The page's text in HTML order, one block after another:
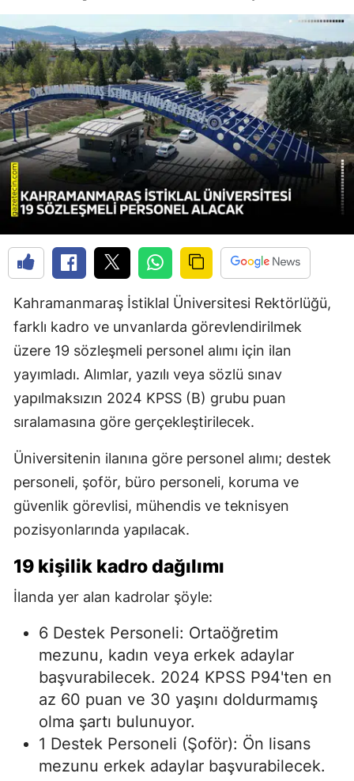
Kahramanmaraş İstiklal Üniversitesi Rektörlüğü,
farklı kadro ve unvanlarda görevlendirilmek
üzere 19 sözleşmeli personel alımı için ilan
yayımladı. Alımlar, yazılı veya sözlü sınav
yapılmaksızın 2024 KPSS (B) grubu puan
sıralamasına göre gerçekleştirilecek.
Üniversitenin ilanına göre personel alımı; destek
personeli, şoför, büro personeli, koruma ve
güvenlik görevlisi, mühendis ve teknisyen
pozisyonlarında yapılacak.
19 kişilik kadro dağılımı
İlanda yer alan kadrolar şöyle:
6 Destek Personeli: Ortaöğretim
mezunu, kadın veya erkek adaylar
başvurabilecek. 2024 KPSS P94'ten en
az 60 puan ve 30 yaşını doldurmamış
olma şartı bulunuyor.
1 Destek Personeli (Şoför): Ön lisans
mezunu erkek adaylar başvurabilecek.